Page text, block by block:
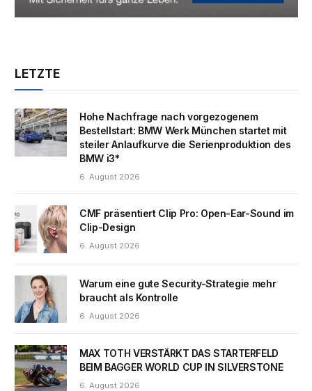
LETZTE
Hohe Nachfrage nach vorgezogenem
Bestellstart: BMW Werk München startet mit
steiler Anlaufkurve die Serienproduktion des
BMW i3*
6. August 2026
CMF präsentiert Clip Pro: Open-Ear-Sound im
Clip-Design
6. August 2026
Warum eine gute Security-Strategie mehr
braucht als Kontrolle
6. August 2026
MAX TOTH VERSTÄRKT DAS STARTERFELD
BEIM BAGGER WORLD CUP IN SILVERSTONE
6. August 2026